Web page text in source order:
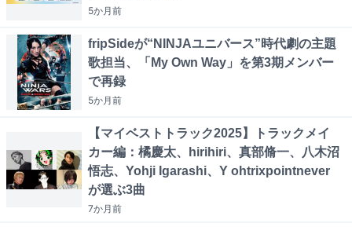
5か月前
fripSideが“NINJAユニバース”時代劇の主題
歌担当、「My Own Way」を第3期メンバー
で再録
5か月前
【マイベストトラック2025】トラックメイ
カー編：橘慶太、hirihiri、真部脩一、八木沼
悟志、Yohji Igarashi、Y ohtrixpointnever
が選ぶ3曲
7か月前